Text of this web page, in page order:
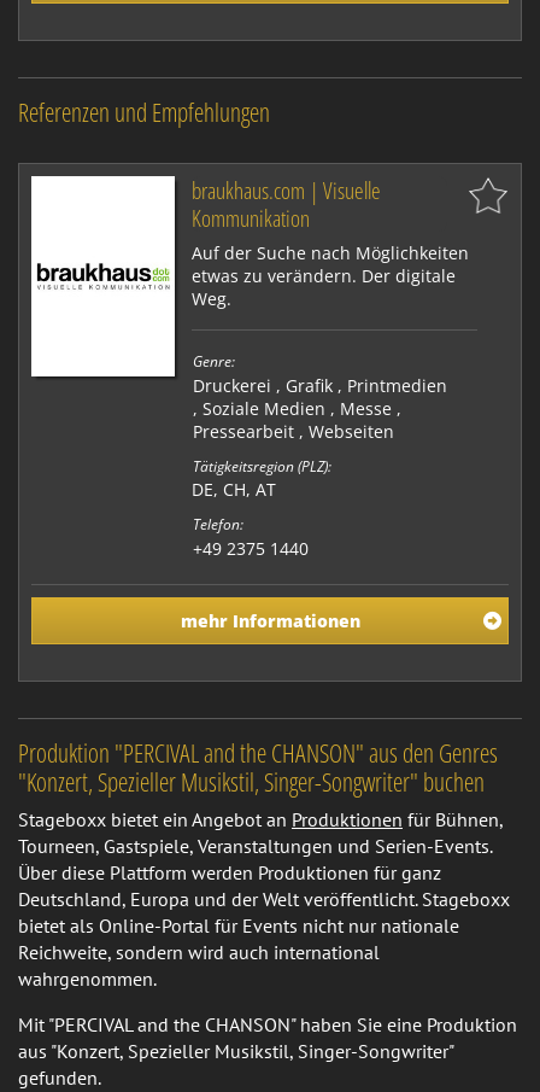
Referenzen und Empfehlungen
braukhaus.com | Visuelle
Kommunikation
Auf der Suche nach Möglichkeiten
etwas zu verändern. Der digitale
Weg.
Genre:
Druckerei , Grafik, Printmedien
, Soziale Medien , Messe ,
Pressearbeit, Webseiten
Tätigkeitsregion (PLZ):
DE, CH, AT
Telefon:
+49 2375 1440
mehr Informationen
Produktion "PERCIVAL and the CHANSON" aus den Genres
"Konzert, Spezieller Musikstil, Singer-Songwriter" buchen
Stageboxx bietet ein Angebot an Produktionen für Bühnen,
Tourneen, Gastspiele, Veranstaltungen und Serien-Events.
Über diese Plattform werden Produktionen für ganz
Deutschland, Europa und der Welt veröffentlicht. Stageboxx
bietet als Online-Portal für Events nicht nur nationale
Reichweite, sondern wird auch international
wahrgenommen.
Mit "PERCIVAL and the CHANSON" haben Sie eine Produktion
aus "Konzert, Spezieller Musikstil, Singer-Songwriter"
gefunden.